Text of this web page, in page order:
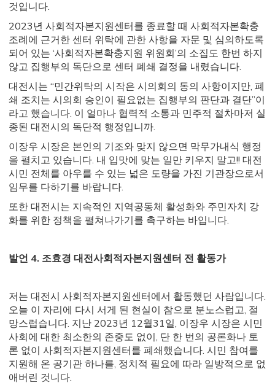
것입니다.
2023년 사회적자본지원센터를 종료할 때 사회적자본확충
조례에 근거한 센터 위탁에 관한 사항을 자문 및 심의하도록
되어 있는 ‘사회적자본확충지원 위원회’의 소집도 한번 하지
않고 집행부의 독단으로 센터 폐쇄 결정을 내렸습니다.
대전시는 “민간위탁의 시작은 시의회의 동의 사항이지만, 폐
쇄 조치는 시의회 승인이 필요없는 집행부의 판단과 결단”이
라고 했습니다. 이 얼마나 협력적 소통과 민주적 절차마저 실
종된 대전시의 독단적 행정입니까.
이장우 시장은 본인의 기조와 맞지 않으면 막무가내식 행정
을 펼치고 있습니다. 내 입맛에 맞는 일만 키우지 말고!! 대전
시민 전체를 아우를 수 있는 넓은 도량을 가진 기관장으로서
임무를 다하기를 바랍니다.
또한 대전시는 지속적인 지역공동체 활성화와 주민자치 강
화를 위한 정책을 펼쳐나가기를 촉구하는 바입니다.
발언 4. 조효경 대전사회적자본지원센터 전 활동가
저는 대전시 사회적자본지원센터에서 활동했던 사람입니다.
오늘 이 자리에 다시 서게 된 현실이 참으로 분노스럽고, 절
망스럽습니다. 지난 2023년 12월31일, 이장우 시장은 시민
사회에 대한 최소한의 존중도 없이, 단 한 번의 공론화나 토
론 없이 사회적자본지원센터를 폐쇄했습니다. 시민 참여를
지원해 온 공기관 하나를, 정치적 필요에 따라 일방적으로 없
애버린 것니다.